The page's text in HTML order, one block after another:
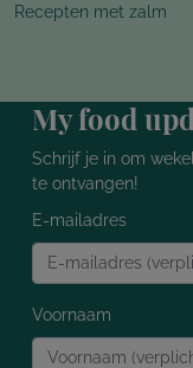
Recepten met zalm
My food
Schrijf je in om
te ontvangen!
E-mailadres
Voornaam